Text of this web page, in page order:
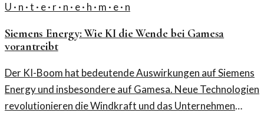
U · n · t · e · r · n · e · h · m · e · n
Siemens Energy: Wie KI die Wende bei Gamesa
vorantreibt
Der KI-Boom hat bedeutende Auswirkungen auf Siemens
Energy und insbesondere auf Gamesa. Neue Technologien
revolutionieren die Windkraft und das Unternehmen